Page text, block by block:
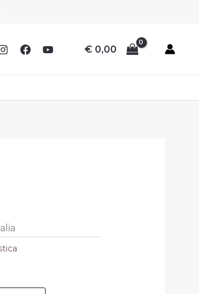
€ 0,00